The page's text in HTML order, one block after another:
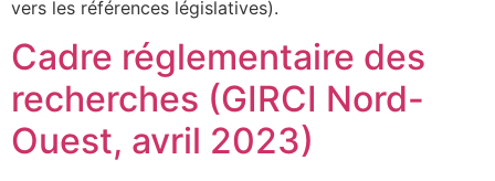
vers les références législatives).
Cadre réglementaire des
recherches (GIRCI Nord-
Ouest, avril 2023)